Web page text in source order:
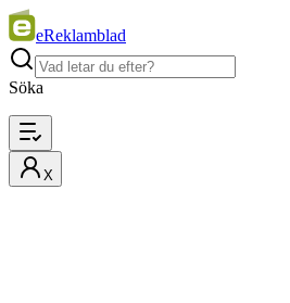
eReklamblad
Söka
X